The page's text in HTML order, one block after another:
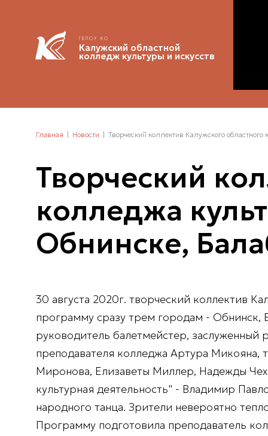
ГБПОУ КО
Калужский областной
колледж культуры и искусств
Главная Новости Творческий коллектив Калужского
Творческий
колледжа
Обнинске,
30 августа 2020г. творческий коллектив
программу сразу трем городам - Обнинск,
руководитель балетмейстер, заслуженный
преподавателя колледжа Артура Микояна,
Миронова, Елизаветы Миллер, Надежды
культурная деятельность" - Владимир
народного танца. Зрители невероятно
Программу подготовила преподаватель